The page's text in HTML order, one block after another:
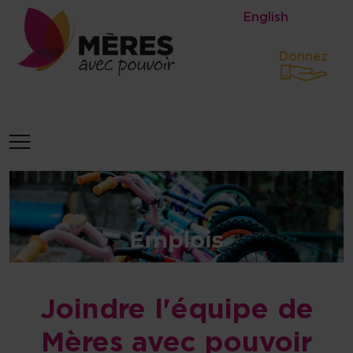
Identité du site, navigation,
English
Donnez
Joindre l'équipe de
Mères avec pouvoir